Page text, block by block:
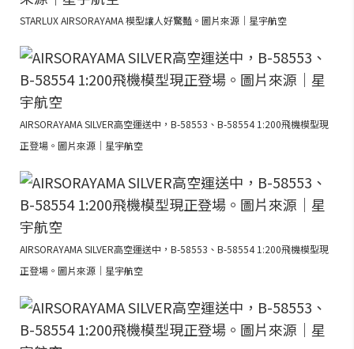
STARLUX AIRSORAYAMA 模型讓人好驚豔。圖片來源｜星宇航空
AIRSORAYAMA SILVER高空運送中，B-58553、B-58554 1:200飛機模型現
正登場。圖片來源｜星宇航空
AIRSORAYAMA SILVER高空運送中，B-58553、B-58554 1:200飛機模型現
正登場。圖片來源｜星宇航空